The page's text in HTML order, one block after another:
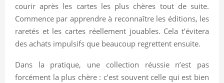
courir après les cartes les plus chères tout de suite.
Commence par apprendre à reconnaître les éditions, les
raretés et les cartes réellement jouables. Cela t’évitera
des achats impulsifs que beaucoup regrettent ensuite.
Dans la pratique, une collection réussie n’est pas
forcément la plus chère : c’est souvent celle qui est bien